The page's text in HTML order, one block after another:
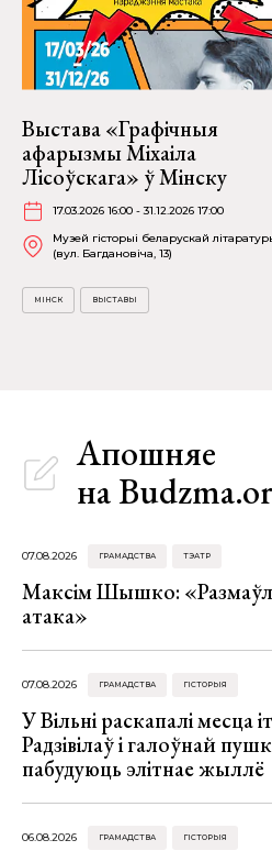
Выстава «Графічныя
афарызмы Міхаіла
Лісоўскага» ў Мінску
17.03.2026 16:00 - 31.12.2026 17:00
Музей гісторыі беларускай
(вул. Багдановіча, 13)
МІНСК ВЫСТАВЫ
Апошняе
на
07.08.2026 ГРАМАДСТВА ТЭАТР
Максім Шышко:
атака»
07.08.2026 ГРАМАДСТВА ГІСТОРЫЯ
У Вільні раскапалі месца
Радзівілаў і галоўнай
пабудуюць элітнае жыллё
06.08.2026 ГРАМАДСТВА ГІСТОРЫЯ